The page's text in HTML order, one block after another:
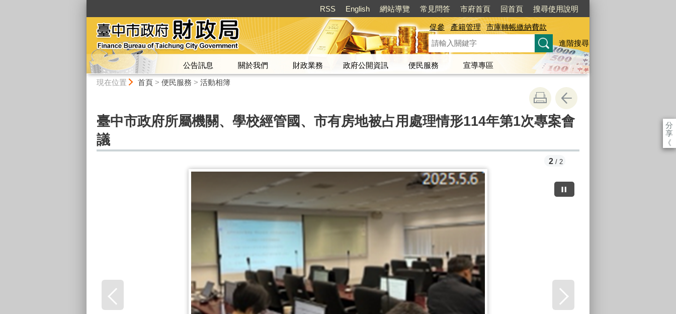
RSS English 網站導覽 常見問答 市府首頁 回首頁 搜尋使用說明
促參 產籍管理
市庫轉帳繳納費款
進階搜尋
公告訊息 關於我們 財政業務 政府公開資訊 便民服務
宣導專區
現在位置 首頁> 便民服務 > 活動相簿
分
享
《
臺中市政府所屬機關、學校經管國、市有房地被占用處理情形114年第1次專案會
議
2 / 2